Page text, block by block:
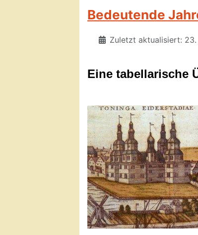
Bedeutende
Zuletzt aktualisiert:
Eine tabellarische